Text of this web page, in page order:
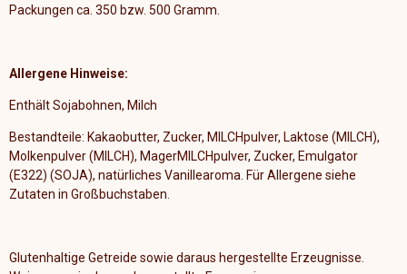
Packungen ca. 350 bzw. 500 Gramm.
Allergene Hinweise:
Enthält Sojabohnen, Milch
Bestandteile: Kakaobutter, Zucker, MILCHpulver, Laktose (MILCH),
Molkenpulver (MILCH), MagerMILCHpulver, Zucker, Emulgator
(E322) (SOJA), natürliches Vanillearoma. Für Allergene siehe
Zutaten in Großbuchstaben.
Glutenhaltige Getreide sowie daraus hergestellte Erzeugnisse.